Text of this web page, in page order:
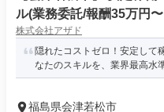
ル(業務委託/報酬35万円
株式会社アザド
隠れたコストゼロ！安定して
なたのスキルを、業界最高水
福島県会津若松市